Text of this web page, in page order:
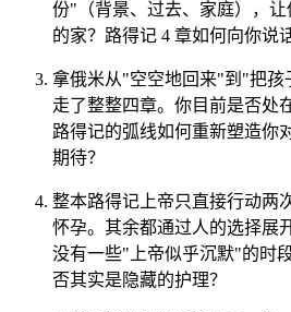
份"（背景、过去、家庭），
的家？路得记 4 章如何向你说
拿俄米从"空空地回来"到"把孩
走了整整四章。你目前是否处
路得记的弧线如何重新塑造你
期待？
整本路得记上帝只直接行动两
怀孕。其余都通过人的选择展
没有一些"上帝似乎沉默"的时
否其实是隐藏的护理？